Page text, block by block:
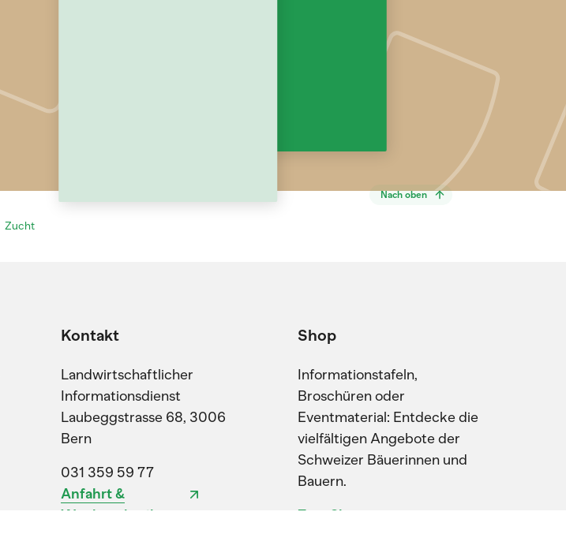
Zucht
Nach oben
Kontakt
Landwirtschaftlicher
Informationsdienst
Laubeggstrasse 68, 3006
Bern
031 359 59 77
Anfahrt &
Wegbeschreibung
Shop
Informationstafeln,
Broschüren oder
Eventmaterial: Entdecke die
vielfältigen Angebote der
Schweizer Bäuerinnen und
Bauern.
Zum Shop